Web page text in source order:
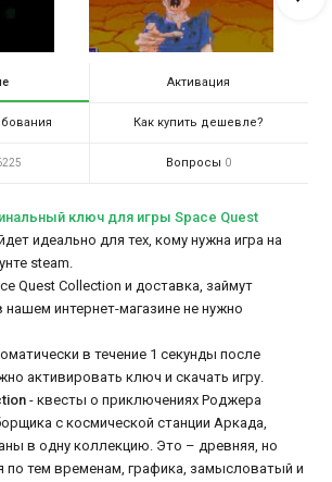
Активация
Как купить дешевле?
Вопросы 0
ключ для игры Space Quest
идеально для тех, кому нужна игра на
steam.
Quest Collection и доставка, займут
нашем интернет-магазине не нужно
в течение 1 секунды после
активировать ключ и скачать игру.
- квесты о приключениях Роджера
с космической станции Аркада,
в одну коллекцию. Это – древняя, но
по тем временам, графика, замысловатый и